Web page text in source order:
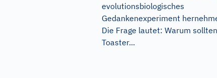
evolutionsbiologisches
Gedankenexperiment
Die Frage lautet: Warum sollten
Toaster...